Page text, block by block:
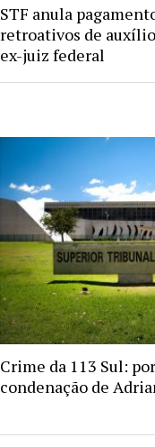
STF anula
retroativos de
ex-juiz federal
Crime da 113 Sul:
condenação de